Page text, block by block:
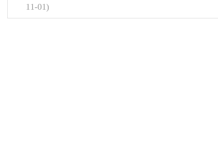
11-01)